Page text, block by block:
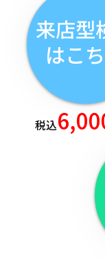
来店型
はこ
税込